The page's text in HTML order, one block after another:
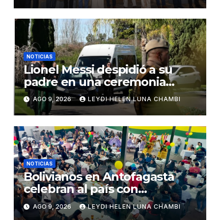
NOTICIAS
Lionel Messi despidió a su
padre en una ceremonia
íntima en Rosario
AGO 9, 2026 LEYDI HELEN LUNA CHAMBI
NOTICIAS
Bolivianos en Antofagasta
celebran al país con
gastronomía, folclore y un
llamado a la unidad
AGO 9, 2026 LEYDI HELEN LUNA CHAMBI